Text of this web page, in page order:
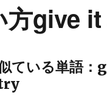
方give
ている単語